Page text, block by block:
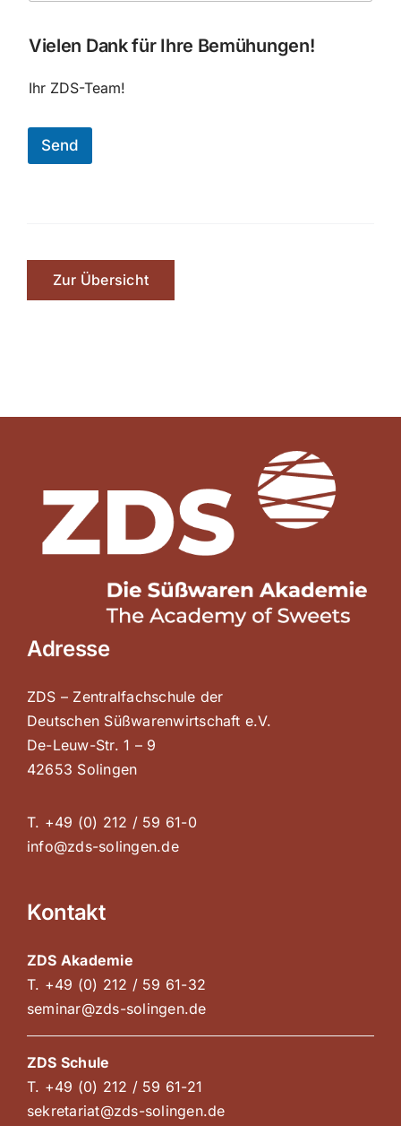
Vielen Dank für Ihre Bemühungen!
Ihr ZDS-Team!
Send
Zur Übersicht
Adresse
ZDS – Zentralfachschule der
Deutschen Süßwarenwirtschaft e.V.
De-Leuw-Str. 1 – 9
42653 Solingen
T. +49 (0) 212 / 59 61-0
info@zds-solingen.de
Kontakt
ZDS Akademie
T. +49 (0) 212 / 59 61-32
seminar@zds-solingen.de
ZDS Schule
T. +49 (0) 212 / 59 61-21
sekretariat@zds-solingen.de